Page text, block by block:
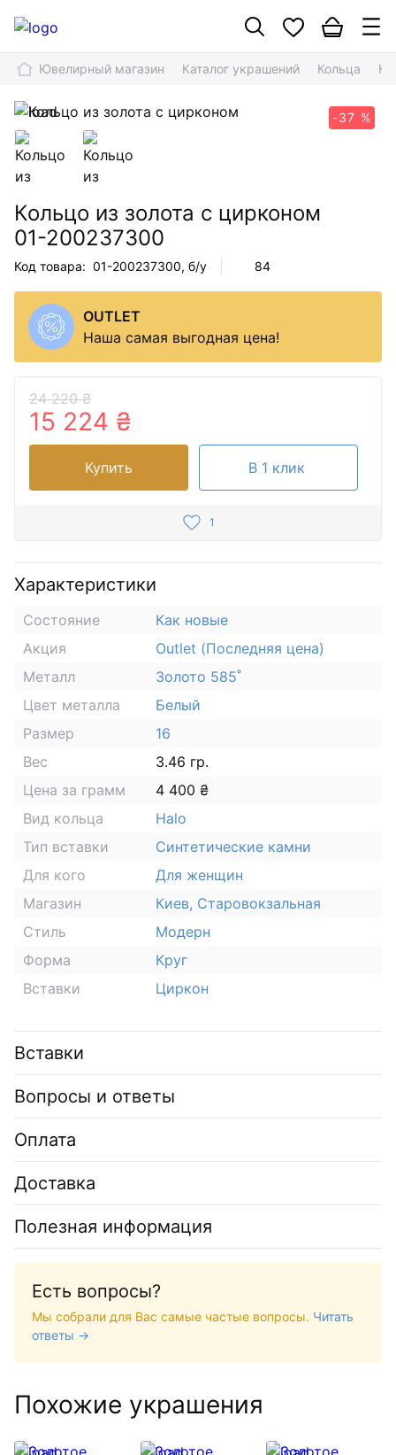
Ювелирный магазин Каталог украшений Кольца
-37 %
Кольцо из золота с цирконом
01-200237300
Код товара: 01-200237300, б/у 84
OUTLET
Наша самая выгодная цена!
24 220 ₴
15 224 ₴
Купить В 1 клик
1
Характеристики
Состояние
Как новые
Акция
Outlet (Последняя цена)
Металл
Золото 585˚
Цвет металла
Белый
Размер
16
Вес
3.46 гр.
Цена за грамм
4 400 ₴
Вид кольца
Halo
Тип вставки
Синтетические камни
Для кого
Для женщин
Магазин
Киев, Старовокзальная
Стиль
Модерн
Форма
Круг
Вставки
Циркон
Вставки
Вопросы и ответы
Оплата
Доставка
Полезная информация
Есть вопросы?
Мы собрали для Вас самые частые вопросы. Читать
ответы →
Похожие украшения